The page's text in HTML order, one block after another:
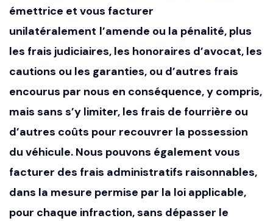
émettrice et vous facturer
unilatéralement l’amende ou la pénalité, plus
les frais judiciaires, les honoraires d’avocat, les
cautions ou les garanties, ou d’autres frais
encourus par nous en conséquence, y compris,
mais sans s’y limiter, les frais de fourrière ou
d’autres coûts pour recouvrer la possession
du véhicule. Nous pouvons également vous
facturer des frais administratifs raisonnables,
dans la mesure permise par la loi applicable,
pour chaque infraction, sans dépasser le